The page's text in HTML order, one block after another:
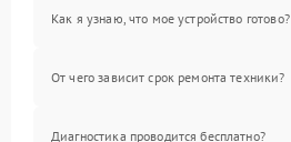
Как я узнаю, что мое устройство готово?
От чего зависит срок ремонта техники?
Диагностика проводится бесплатно?